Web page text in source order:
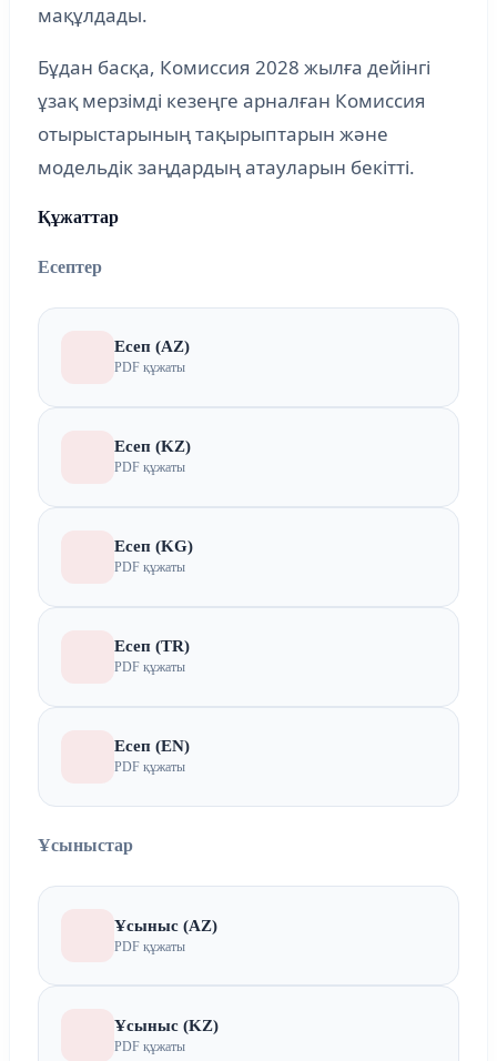
мақұлдады.
Бұдан басқа, Комиссия 2028 жылға дейінгі
ұзақ мерзімді кезеңге арналған Комиссия
отырыстарының тақырыптарын және
модельдік заңдардың атауларын бекітті.
Құжаттар
Есептер
Есеп (AZ)
PDF құжаты
Есеп (KZ)
PDF құжаты
Есеп (KG)
PDF құжаты
Есеп (TR)
PDF құжаты
Есеп (EN)
PDF құжаты
Ұсыныстар
Ұсыныс (AZ)
PDF құжаты
Ұсыныс (KZ)
PDF құжаты